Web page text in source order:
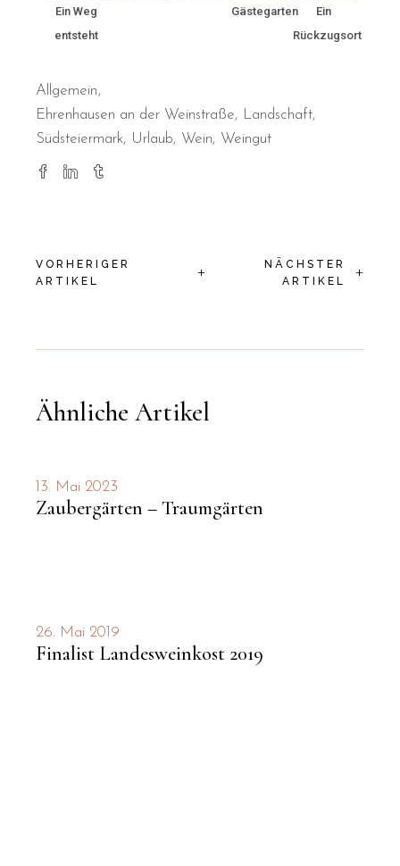
Ein Weg
entsteht
Gästegarten
Ein
Rückzugsort
Allgemein
Ehrenhausen an der Weinstraße
Landschaft
Südsteiermark
Urlaub Wein Weingut
VORHERIGER
ARTIKEL
+
NÄCHSTER
ARTIKEL
+
Ähnliche Artikel
13. Mai 2023
Zaubergärten – Traumgärten
26. Mai 2019
Finalist Landesweinkost 2019